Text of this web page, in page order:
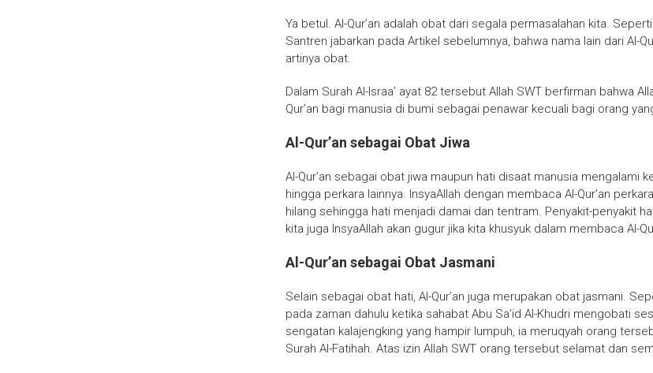
Ya betul. Al-Qur’an adalah obat dari segala permasalahan kita.
Santren jabarkan pada Artikel sebelumnya, bahwa nama lain dari Al-
artinya obat.
Dalam Surah Al-Israa’ ayat 82 tersebut Allah SWT berfirman bahwa
Qur’an bagi manusia di bumi sebagai penawar kecuali bagi orang
Al-Qur’an sebagai Obat Jiwa
Al-Qur’an sebagai obat jiwa maupun hati disaat manusia mengalami
hingga perkara lainnya. InsyaAllah dengan membaca Al-Qur’an
hilang sehingga hati menjadi damai dan tentram. Penyakit-penyakit
kita juga InsyaAllah akan gugur jika kita khusyuk dalam membaca Al-
Al-Qur’an sebagai Obat Jasmani
Selain sebagai obat hati, Al-Qur’an juga merupakan obat jasmani.
pada zaman dahulu ketika sahabat Abu Sa’id Al-Khudri mengobati
sengatan kalajengking yang hampir lumpuh, ia meruqyah orang
Surah Al-Fatihah. Atas izin Allah SWT orang tersebut selamat dan